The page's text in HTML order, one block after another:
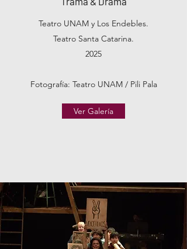
Teatro UNAM y Los Endebles.
Teatro Santa Catarina.
2025
Fotografía: Teatro UNAM / Pili Pala
Ver Galería